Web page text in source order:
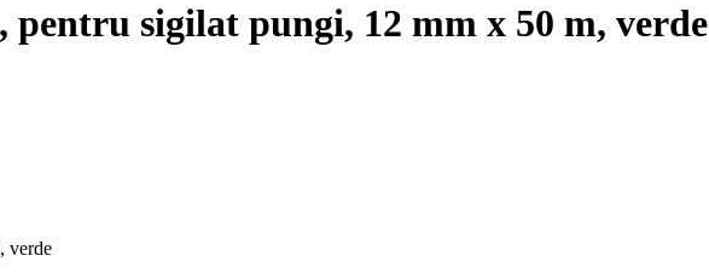
pentru sigilat pungi, 12 mm x 50 m, verde
verde